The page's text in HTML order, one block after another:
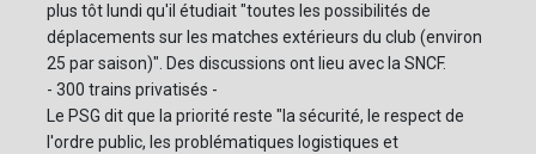
plus tôt lundi qu'il étudiait "toutes les possibilités de
déplacements sur les matches extérieurs du club (environ
25 par saison)". Des discussions ont lieu avec la SNCF.
- 300 trains privatisés -
Le PSG dit que la priorité reste "la sécurité, le respect de
l'ordre public, les problématiques logistiques et